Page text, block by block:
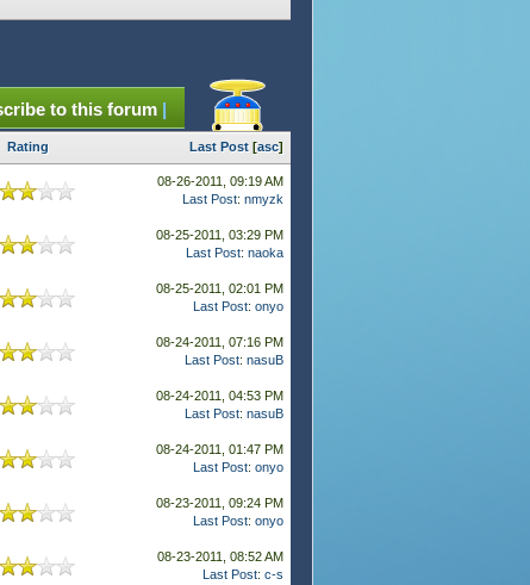
to this forum |
Rating Last Post [asc]
08-26-2011, 09:19 AM
Last Post: nmyzk
08-25-2011, 03:29 PM
Last Post: naoka
08-25-2011, 02:01 PM
Last Post: onyo
08-24-2011, 07:16 PM
Last Post: nasuB
08-24-2011, 04:53 PM
Last Post: nasuB
08-24-2011, 01:47 PM
Last Post: onyo
08-23-2011, 09:24 PM
Last Post: onyo
08-23-2011, 08:52 AM
Last Post: c-s